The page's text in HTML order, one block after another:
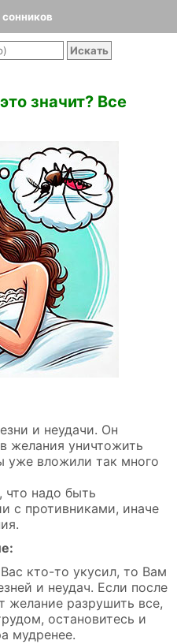
сонников
значит? Все
и неудачи. Он
желания уничтожить
уже вложили так много
надо быть
с противниками, иначе
кто-то укусил, то Вам
и неудач. Если после
желание разрушить все,
остановитесь и
мудренее.